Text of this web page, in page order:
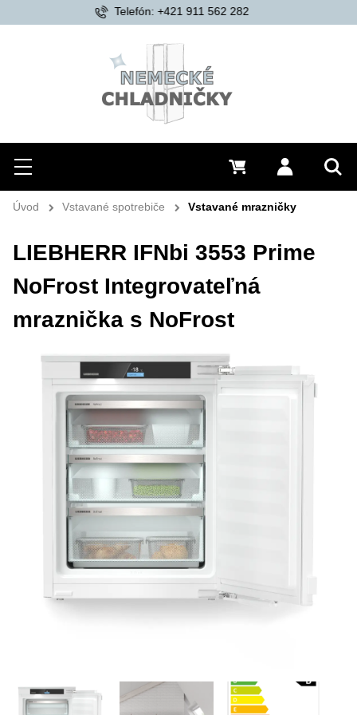
Hľadať
Menu Prihlásiť
0 €
Doprava zdarma od 200 €
Úvod Vstavané spotrebiče Vstavané mrazničky
LIEBHERR IFNbi 3553 Prime
NoFrost Integrovateľná
mraznička s NoFrost